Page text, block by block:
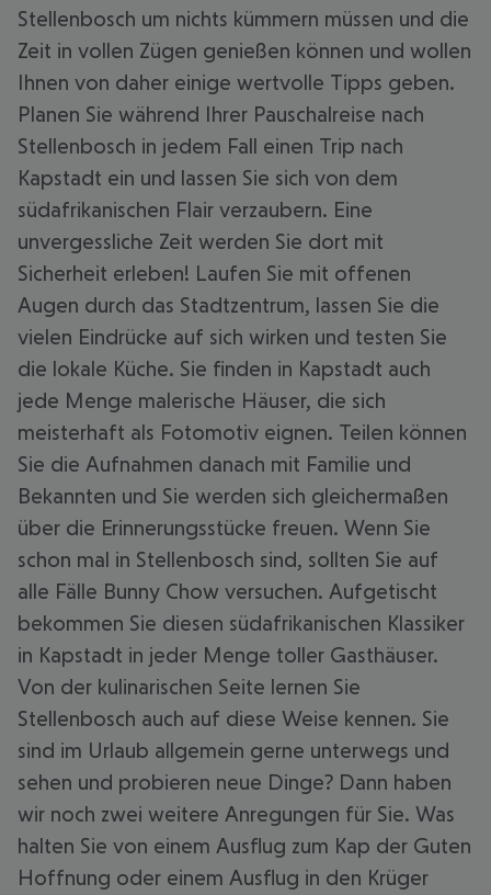
Stellenbosch um nichts kümmern müssen und die
Zeit in vollen Zügen genießen können und wollen
Ihnen von daher einige wertvolle Tipps geben.
Planen Sie während Ihrer Pauschalreise nach
Stellenbosch in jedem Fall einen Trip nach
Kapstadt ein und lassen Sie sich von dem
südafrikanischen Flair verzaubern. Eine
unvergessliche Zeit werden Sie dort mit
Sicherheit erleben! Laufen Sie mit offenen
Augen durch das Stadtzentrum, lassen Sie die
vielen Eindrücke auf sich wirken und testen Sie
die lokale Küche. Sie finden in Kapstadt auch
jede Menge malerische Häuser, die sich
meisterhaft als Fotomotiv eignen. Teilen können
Sie die Aufnahmen danach mit Familie und
Bekannten und Sie werden sich gleichermaßen
über die Erinnerungsstücke freuen. Wenn Sie
schon mal in Stellenbosch sind, sollten Sie auf
alle Fälle Bunny Chow versuchen. Aufgetischt
bekommen Sie diesen südafrikanischen Klassiker
in Kapstadt in jeder Menge toller Gasthäuser.
Von der kulinarischen Seite lernen Sie
Stellenbosch auch auf diese Weise kennen. Sie
sind im Urlaub allgemein gerne unterwegs und
sehen und probieren neue Dinge? Dann haben
wir noch zwei weitere Anregungen für Sie. Was
halten Sie von einem Ausflug zum Kap der Guten
Hoffnung oder einem Ausflug in den Krüger